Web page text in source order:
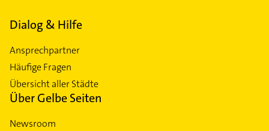
Dialog & Hilfe
Ansprechpartner
Häufige Fragen
Übersicht aller Städte
Über Gelbe Seiten
Newsroom